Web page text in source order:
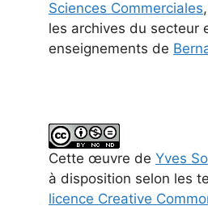
Sciences Commerciales
les archives du secteur
enseignements de
Cette œuvre de Yves
à disposition selon les
licence Creative